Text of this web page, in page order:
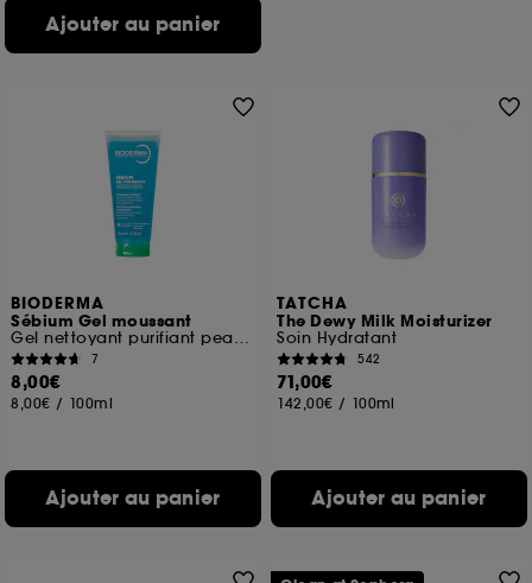
Ajouter au panier
BIODERMA
Sébium Gel moussant
Gel nettoyant purifiant peau grasse
7
8,00€
8,00€ / 100ml
Ajouter au panier
TATCHA
The Dewy Milk Moisturizer
Soin Hydratant
542
71,00€
142,00€ / 100ml
Ajouter au panier